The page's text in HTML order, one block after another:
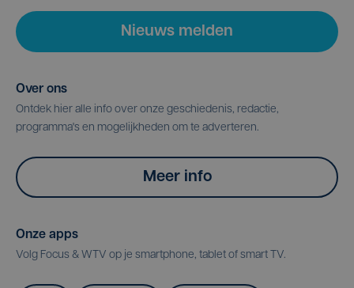
Nieuws melden
Over ons
Ontdek hier alle info over onze geschiedenis, redactie,
programma's en mogelijkheden om te adverteren.
Meer info
Onze apps
Volg Focus & WTV op je smartphone, tablet of smart TV.